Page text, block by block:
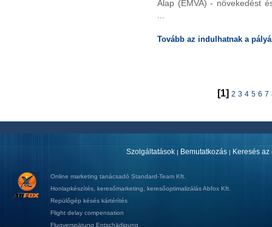
Alap (EMVA) - növekedést
Tovább az indulhatnak a
[1] 2 3 4 5 6 7
Szolgáltatások | Bemutatkozás | Keresés
Online marketing tanácsadó Standard-Team Kft.
Honlapkészítés keresőmarketing keresőoptimalizálásAbfox Kft.
Repülőgép késés kártérítés
Flight delay compensation
Flugverspätung Entschädigung